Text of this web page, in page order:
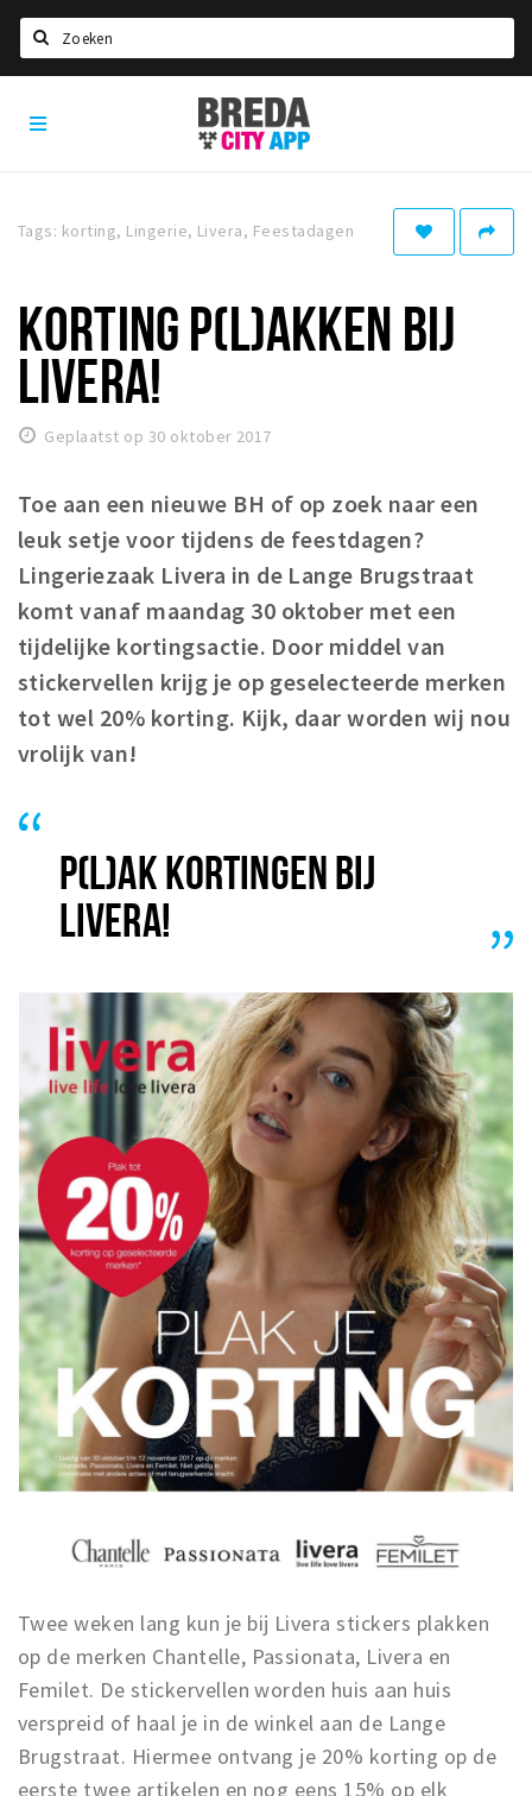
Home
Eten
Drinken
Slapen
Winkels
Winkelgebieden
Parkeren
Bezienswaardigheden
Musea, theaters & podia
Uitjes & activiteiten
Natuurgebieden
Baroniepoorten
Sport
Inloggen
Breda
City
App
Tags: korting, Lingerie, Livera, Feestadagen
KORTING P(L)AKKEN BIJ
LIVERA!
Geplaatst op 30 oktober 2017
Toe aan een nieuwe BH of op zoek naar een
leuk setje voor tijdens de feestdagen?
Lingeriezaak Livera in de Lange Brugstraat
komt vanaf maandag 30 oktober met een
tijdelijke kortingsactie. Door middel van
stickervellen krijg je op geselecteerde merken
tot wel 20% korting. Kijk, daar worden wij nou
vrolijk van!
P(L)AK KORTINGEN BIJ
LIVERA!
Twee weken lang kun je bij Livera stickers plakken
op de merken Chantelle, Passionata, Livera en
Femilet. De stickervellen worden huis aan huis
verspreid of haal je in de winkel aan de Lange
Brugstraat. Hiermee ontvang je 20% korting op de
eerste twee artikelen en nog eens 15% op elk